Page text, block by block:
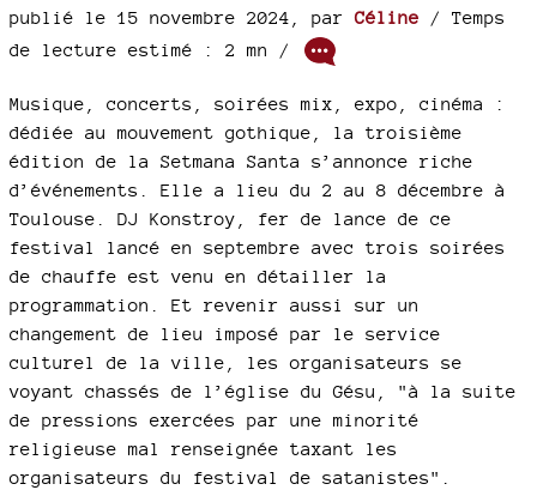
publié le 15 novembre 2024 parCéline / Temps
de lecture estimé : 2 mn /
Musique, concerts, soirées mix, expo, cinéma :
dédiée au mouvement gothique, la troisième
édition de la Setmana Santa s’annonce riche
d’événements. Elle a lieu du 2 au 8 décembre à
Toulouse. DJ Konstroy, fer de lance de ce
festival lancé en septembre avec trois soirées
de chauffe est venu en détailler la
programmation. Et revenir aussi sur un
changement de lieu imposé par le service
culturel de la ville, les organisateurs se
voyant chassés de l’église du Gésu, "à la suite
de pressions exercées par une minorité
religieuse mal renseignée taxant les
organisateurs du festival de satanistes".